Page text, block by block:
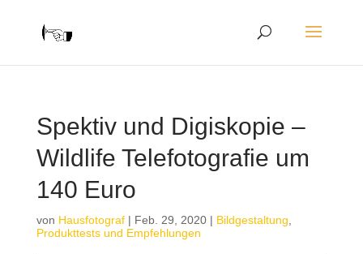
Spektiv und Digiskopie –
Wildlife Telefotografie um
140 Euro
von Hausfotograf| Feb. 29, 2020| Bildgestaltung
Produkttests und Empfehlungen